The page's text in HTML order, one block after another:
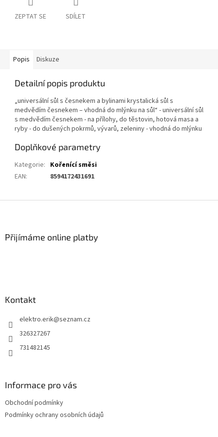
ZEPTAT SE SDÍLET
Popis Diskuze
Detailní popis produktu
„universální sůl s česnekem a bylinami krystalická sůl s
medvědím česnekem – vhodná do mlýnku na sůl“ - universální sůl
s medvědím česnekem - na přílohy, do těstovin, hotová masa a
ryby - do dušených pokrmů, vývarů, zeleniny - vhodná do mlýnku
Doplňkové parametry
Kategorie: Kořenící směsi
EAN: 8594172431691
Přijímáme online platby
Kontakt
elektro.erik@seznam.cz
326327267
731482145
Informace pro vás
Obchodní podmínky
Podmínky ochrany osobních údajů